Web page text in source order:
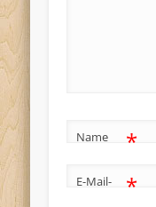
Name *
E-Mail-
*